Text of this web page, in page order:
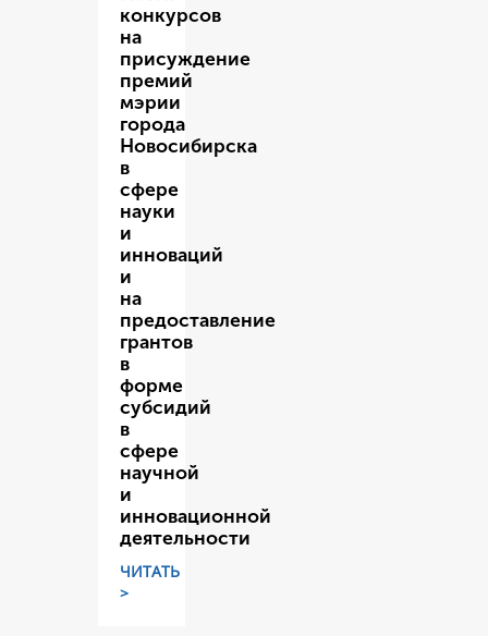
конкурсов
на
присуждение
премий
мэрии
города
Новосибирска
в
сфере
науки
и
инноваций
и
на
предоставление
грантов
в
форме
субсидий
в
сфере
научной
и
инновационной
деятельности
ЧИТАТЬ
>